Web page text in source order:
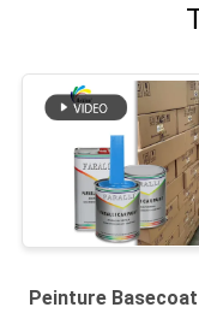
Peinture